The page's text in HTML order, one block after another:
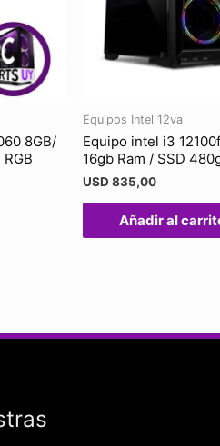
8GB/
Equipos Intel 12va
Equipo intel i3
16gb Ram / SSD
USD 835,00
Añadir al